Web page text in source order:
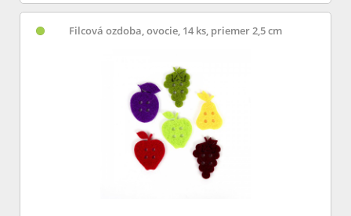
Filcová ozdoba, ovocie, 14 ks, priemer 2,5 cm